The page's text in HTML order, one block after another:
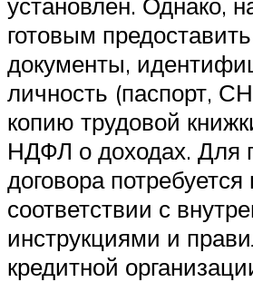
готовым
документы,
личность (паспорт,
копию трудовой
НДФЛ о доходах. Для
договора
соответствии с
инструкциями и
кредитной